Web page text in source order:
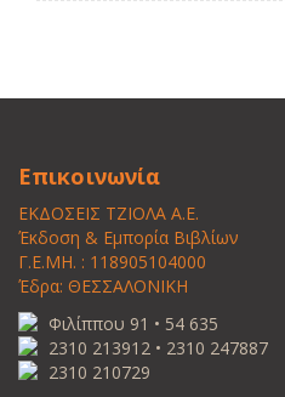
Επικοινωνία
ΕΚΔΟΣΕΙΣ ΤΖΙΟΛΑ Α.Ε.
Έκδοση & Εμπορία Βιβλίων
Γ.Ε.ΜΗ. : 118905104000
Έδρα: ΘΕΣΣΑΛΟΝΙΚΗ
Φιλίππου 91 • 54 635
2310 213912 • 2310 247887
2310 210729